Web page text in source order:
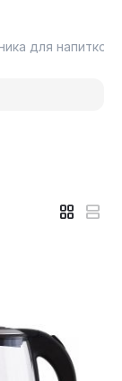
для напитков